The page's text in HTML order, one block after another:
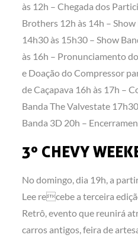
às 12h – Chegada dos
Brothers 12h às 14h –
14h30 às 15h30 – Show
às 16h – Pronunciamento
e Doação do Compressor
de Caçapava 16h às 17h –
Banda The Valvestate
Banda 3D 20h –
3º CHEVY
No domingo, dia 19h, a
Lee recebe a terceira
Retrô, evento que reunirá
carros antigos, feira de